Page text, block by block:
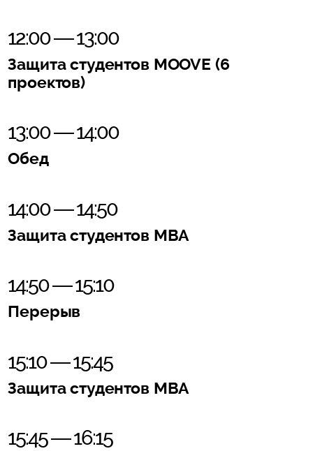
12:00 — 13:00
Защита студентов MOOVE (6
проектов)
13:00 — 14:00
Обед
14:00 — 14:50
Защита студентов MBA
14:50 — 15:10
Перерыв
15:10 — 15:45
Защита студентов MBA
15:45 — 16:15